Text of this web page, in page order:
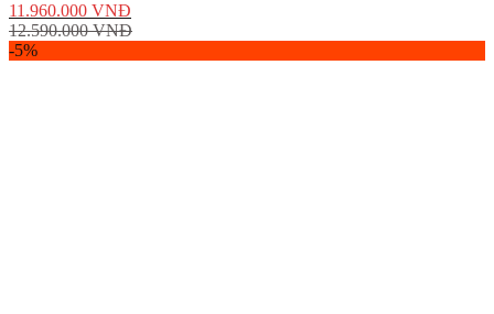
11.960.000 VNĐ
12.590.000VNĐ
-5%